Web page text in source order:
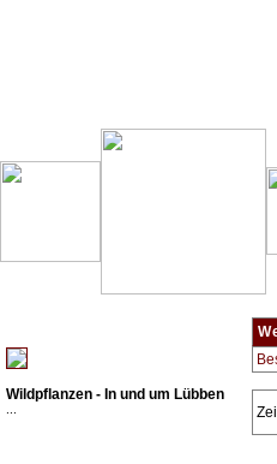
Wildpflanzen - In und um Lübben